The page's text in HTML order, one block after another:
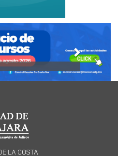
LA COSTA